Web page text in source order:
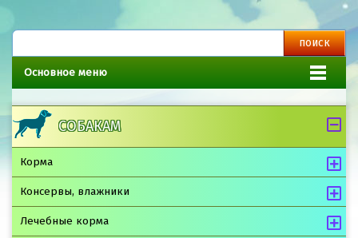
Основное меню
СОБАКАМ
Корма
Консервы, влажники
Лечебные корма